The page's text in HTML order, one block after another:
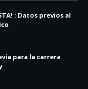
: Datos previos al
para la carrera